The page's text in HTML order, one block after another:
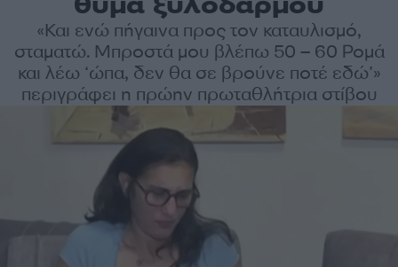
«Και ενώ πήγαινα προς τον καταυλισμό,
σταματώ. Μπροστά μου βλέπω 50 – 60 Ρομά
και λέω ‘ώπα, δεν θα σε βρούνε ποτέ εδώ’»
περιγράφει η πρώην πρωταθλήτρια στίβου